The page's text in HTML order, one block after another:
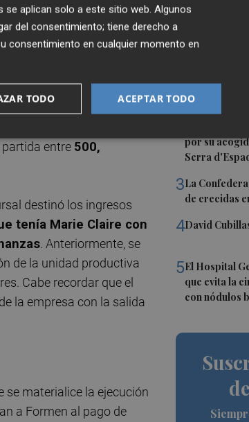
Últimas
El PSPV
para la
de parches"
por su
Serra
3La
de crecidas
4David
5El Hospital
que evita la
con nódulos
concursal. En este
octubre, con un visionado
especializada en
optaron al proceso de
de Formen. En la web
entre 500,
destinó los ingresos
tenía Marie Claire con
. Anteriormente, se
de la unidad productiva
Cabe recordar que el
la empresa con la salida
se materialice la ejecución
a Formen al pago de
aplican solo a este sitio web. Algunos
del consentimiento; tiene derecho a
consentimiento en cualquier momento en
ACEPTAR TODO
TODO